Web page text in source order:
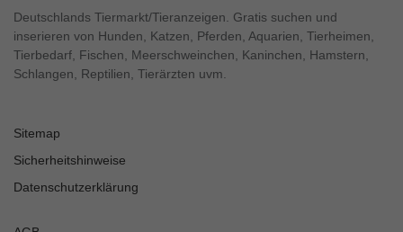
Deutschlands Tiermarkt/Tieranzeigen. Gratis suchen und
inserieren von Hunden, Katzen, Pferden, Aquarien, Tierheimen,
Tierbedarf, Fischen, Meerschweinchen, Kaninchen, Hamstern,
Schlangen, Reptilien, Tierärzten uvm.
Sitemap
Sicherheitshinweise
Datenschutzerklärung